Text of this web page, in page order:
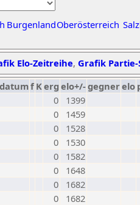
BurgenlandOberösterreich
Elo-Zeitreihe, Grafik
datumf Kerg elo+/-gegnerelo
0
1399
0
1459
0
1528
0
1530
0
1582
0
1648
0
1682
0
1682